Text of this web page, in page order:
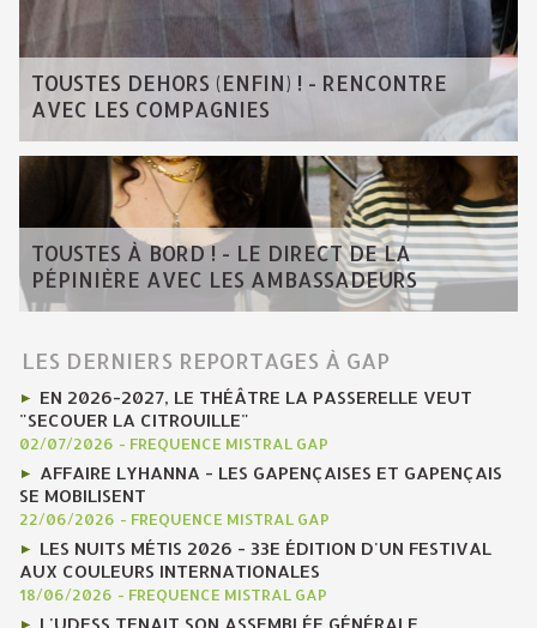
TOUSTES DEHORS (ENFIN) ! - RENCONTRE
AVEC LES COMPAGNIES
TOUSTES À BORD ! - LE DIRECT DE LA
PÉPINIÈRE AVEC LES AMBASSADEURS
LES DERNIERS REPORTAGES À GAP
EN 2026-2027, LE THÉÂTRE LA PASSERELLE VEUT
"SECOUER LA CITROUILLE"
02/07/2026 - FREQUENCE MISTRAL GAP
AFFAIRE LYHANNA - LES GAPENÇAISES ET GAPENÇAIS
SE MOBILISENT
22/06/2026 - FREQUENCE MISTRAL GAP
LES NUITS MÉTIS 2026 - 33E ÉDITION D'UN FESTIVAL
AUX COULEURS INTERNATIONALES
18/06/2026 - FREQUENCE MISTRAL GAP